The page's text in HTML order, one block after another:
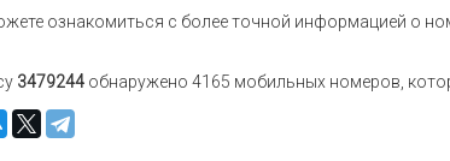
ознакомиться с более точной информацией о
3479244 обнаружено 4165 мобильных номеров,